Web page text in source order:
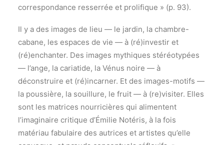
correspondance resserrée et prolifique » (p. 93).
Il y a des images de lieu ― le jardin, la chambre-
cabane, les espaces de vie ― à (ré)investir et
(ré)enchanter. Des images mythiques stéréotypées
― l’ange, la cariatide, la Vénus noire ― à
déconstruire et (ré)incarner. Et des images-motifs ―
la poussière, la souillure, le fruit ― à (re)visiter. Elles
sont les matrices nourricières qui alimentent
l’imaginaire critique d’Émilie Notéris, à la fois
matériau fabulaire des autrices et artistes qu’elle